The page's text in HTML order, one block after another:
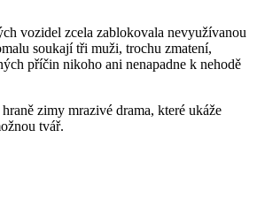
vozidel zcela zablokovala nevyužívanou
soukají tři muži, trochu zmatení,
příčin nikoho ani nenapadne k nehodě
zimy mrazivé drama, které ukáže
tvář.